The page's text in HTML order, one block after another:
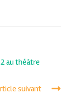
au théâtre
suivant